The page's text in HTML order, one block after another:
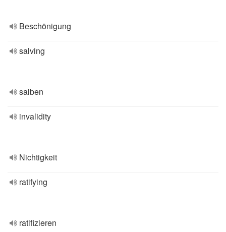
Beschönigung
salving
salben
invalidity
Nichtigkeit
ratifying
ratifizieren